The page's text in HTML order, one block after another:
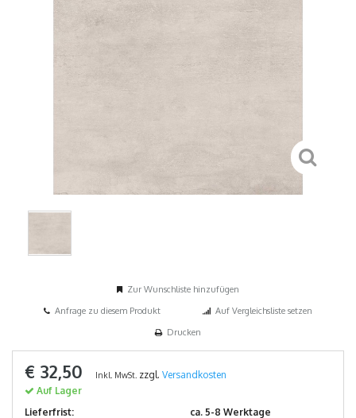
Zur Wunschliste hinzufügen
Anfrage zu diesem Produkt
Auf Vergleichsliste setzen
Drucken
€ 32,50 Inkl. MwSt. zzgl. Versandkosten
Auf Lager
Lieferfrist:
ca. 5-8 Werktage